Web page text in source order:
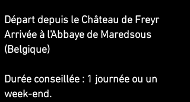
Départ depuis le Château de Freyr
Arrivée à l'Abbaye de Maredsous
(Belgique)
Durée conseillée : 1 journée ou un
week-end.